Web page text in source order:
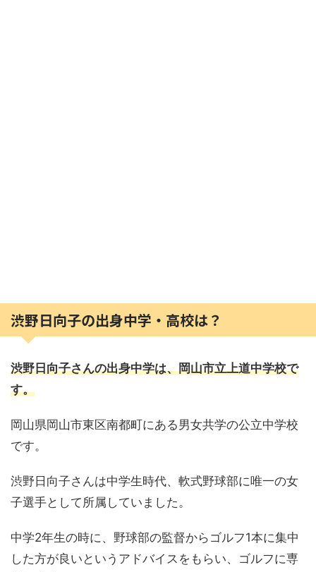
渋野日向子の出身中学・高校は？
渋野日向子さんの出身中学は、岡山市立上道中学校で
す。
岡山県岡山市東区南都町にある男女共学の公立中学校
です。
渋野日向子さんは中学生時代、軟式野球部に唯一の女
子選手として所属していました。
中学2年生の時に、野球部の監督からゴルフ1本に集中
した方が良いというアドバイスをもらい、ゴルフに専